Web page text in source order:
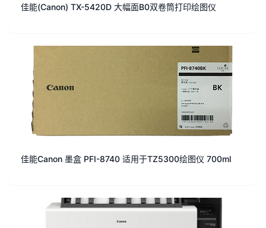
佳能(Canon) TX-5420D 大幅面B0双卷筒打印绘图仪
佳能Canon 墨盒 PFI-8740 适用于TZ5300绘图仪 700ml